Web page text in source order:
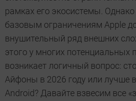
рамках его экосистемы.
базовым ограничениям Apple
внушительный ряд внешних
этого у многих потенциальных
возникает логичный вопрос:
Айфоны в 2026 году или лучше
Android? Давайте взвесим все